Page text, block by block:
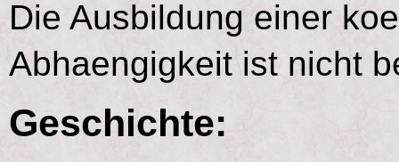
Die Ausbildung einer
Abhaengigkeit ist nicht
Geschichte: